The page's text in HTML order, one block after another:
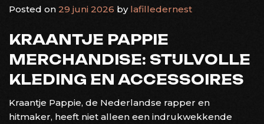
Posted on 29 juni 2026 by lafilledernest
KRAANTJE PAPPIE
MERCHANDISE: STIJLVOLLE
KLEDING EN ACCESSOIRES
Kraantje Pappie, de Nederlandse rapper en
hitmaker, heeft niet alleen een indrukwekkende